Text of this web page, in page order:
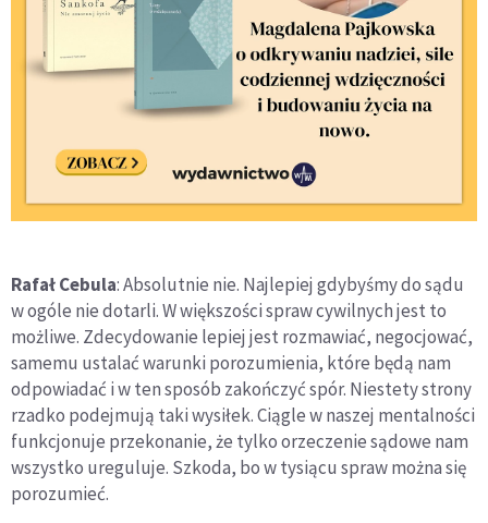
Rafał Cebula: Absolutnie nie. Najlepiej gdybyśmy do sądu
w ogóle nie dotarli. W większości spraw cywilnych jest to
możliwe. Zdecydowanie lepiej jest rozmawiać, negocjować,
samemu ustalać warunki porozumienia, które będą nam
odpowiadać i w ten sposób zakończyć spór. Niestety strony
rzadko podejmują taki wysiłek. Ciągle w naszej mentalności
funkcjonuje przekonanie, że tylko orzeczenie sądowe nam
wszystko ureguluje. Szkoda, bo w tysiącu spraw można się
porozumieć.